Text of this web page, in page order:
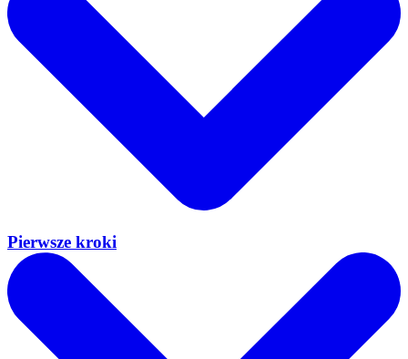
Pierwsze kroki